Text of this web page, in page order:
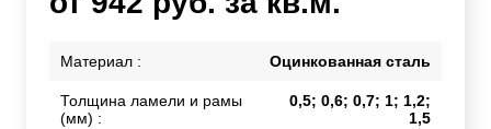
Материал : Оцинкованная сталь
Толщина ламели и рамы
(мм) :
0,5; 0,6; 0,7; 1; 1,2;
1,5